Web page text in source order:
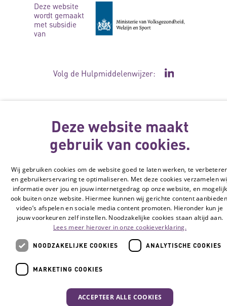
Deze website
wordt gemaakt
met subsidie
van
Volg de Hulpmiddelenwijzer: Ga naar de
Contact
Privacyverklaring
Toegankelijkheidsverklaring
Disclaimer
Cookie-instellingen
© Vilans, 2026
Deze website maakt
gebruik van cookies.
Wij gebruiken cookies om de website goed te laten werken, te
en gebruikerservaring te optimaliseren. Met deze cookies verzamelen
informatie over jou en jouw internetgedrag op onze website, en mogelijk
ook buiten onze website. Hiermee kunnen wij gerichte content
video’s afspelen en sociale media content promoten. Hieronder kun je
jouw voorkeuren zelf instellen. Noodzakelijke cookies staan altijd aan.
Lees meer hierover in onze cookieverklaring.
NOODZAKELIJKE COOKIES ANALYTISCHE COOKIES
MARKETING COOKIES
ACCEPTEER ALLE COOKIES